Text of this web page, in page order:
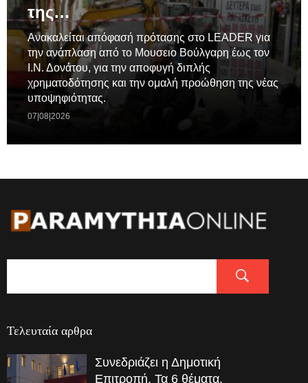
της…
Ανακαλείται απόφασή πρότασης στο LEADER για
την ανάπλαση από το Μουσειο Βούλγαρη έως τον
Ι.Ν. Δονάτου, για την αποφυγή διπλής
χρηματοδότησης και την ομαλή προώθηση της νέας
υποψηφιότητας.
07|08|2026
Τελευταία αρθρα
Συνεδριάζει η Δημοτική
Επιτροπή. Τα 6 θέματα.